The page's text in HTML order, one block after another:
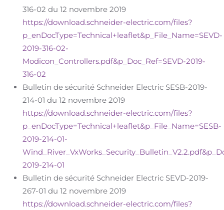
316-02 du 12 novembre 2019
https://download.schneider-electric.com/files?
p_enDocType=Technical+leaflet&p_File_Name=SEVD-
2019-316-02-
Modicon_Controllers.pdf&p_Doc_Ref=SEVD-2019-
316-02
Bulletin de sécurité Schneider Electric SESB-2019-
214-01 du 12 novembre 2019
https://download.schneider-electric.com/files?
p_enDocType=Technical+leaflet&p_File_Name=SESB-
2019-214-01-
2019-214-01
Bulletin de sécurité Schneider Electric SEVD-2019-
267-01 du 12 novembre 2019
https://download.schneider-electric.com/files?